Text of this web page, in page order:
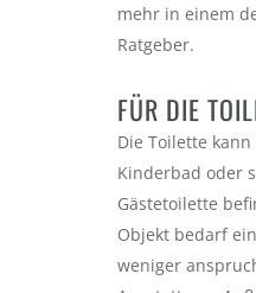
mehr in einem
Ratgeber.
FÜR DIE
Die Toilette
Kinderbad oder
Gästetoilette
Objekt bedarf
weniger